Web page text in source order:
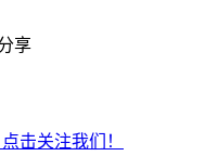
享
击关注我们！